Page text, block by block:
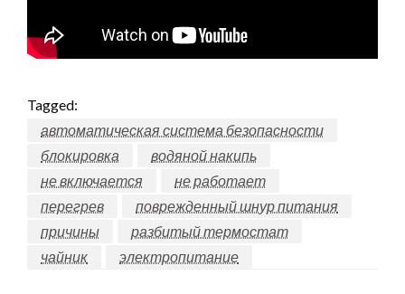
Tagged:
автоматическая система безопасности
блокировка
водяной накипь
не включается
не работает
перегрев
поврежденный шнур питания
причины
разбитый термостат
чайник
электропитание